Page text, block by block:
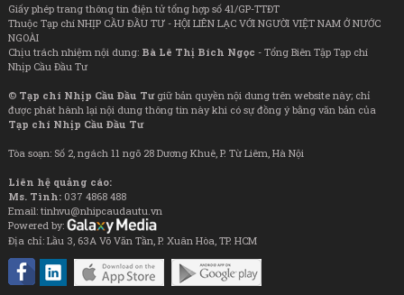
Giấy phép trang thông tin điện tử tổng hợp số 41/GP-TTĐT
Thuộc Tạp chí NHỊP CẦU ĐẦU TƯ - HỘI LIÊN LẠC VỚI NGƯỜI VIỆT NAM Ở NƯỚC
NGOÀI
Chịu trách nhiệm nội dung: Bà Lê Thị Bích Ngọc - Tổng Biên Tập Tạp chí
Nhịp Cầu Đầu Tư
© Tạp chí Nhịp Cầu Đầu Tưgiữ bản quyền nội dung trên website này; chỉ
được phát hành lại nội dung thông tin này khi có sự đồng ý bằng văn bản của
Tạp chí Nhịp Cầu Đầu Tư
Tòa soạn: Số 2, ngách 11 ngõ 28 Dương Khuê, P. Từ Liêm, Hà Nội
Liên hệ quảng cáo:
Ms. Tình: 037 4868 488
Email: tinhvu@nhipcaudautu.vn
Powered by:
Địa chỉ: Lầu 3, 63A Võ Văn Tần, P. Xuân Hòa, TP. HCM